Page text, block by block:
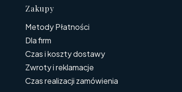
Zakupy
Metody Płatności
Dla firm
Czas i koszty dostawy
Zwroty i reklamacje
Czas realizacji zamówienia